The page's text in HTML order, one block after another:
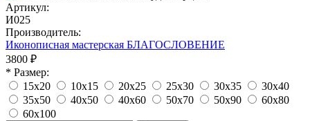
Артикул:
И025
Производитель:
Иконописная мастерская БЛАГОСЛОВЕНИЕ
3800 ₽
* Размер:
15х20
10х15 20х25 25х30 30х35
30х40
35х50
40х50 40х60 50х70 50х90
60х80
60х100